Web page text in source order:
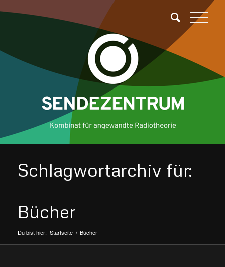
Schlagwortarchiv für:
Bücher
Du bist hier: Startseite / Bücher